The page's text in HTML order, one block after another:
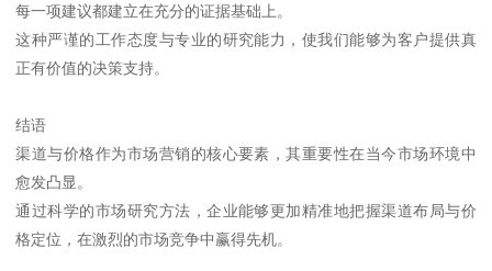
每一项建议都建立在充分的证据基础上。
这种严谨的工作态度与专业的研究能力，使我们能够为客户提供真
正有价值的决策支持。
结语
渠道与价格作为市场营销的核心要素，其重要性在当今市场环境中
愈发凸显。
通过科学的市场研究方法，企业能够更加精准地把握渠道布局与价
格定位，在激烈的市场竞争中赢得先机。